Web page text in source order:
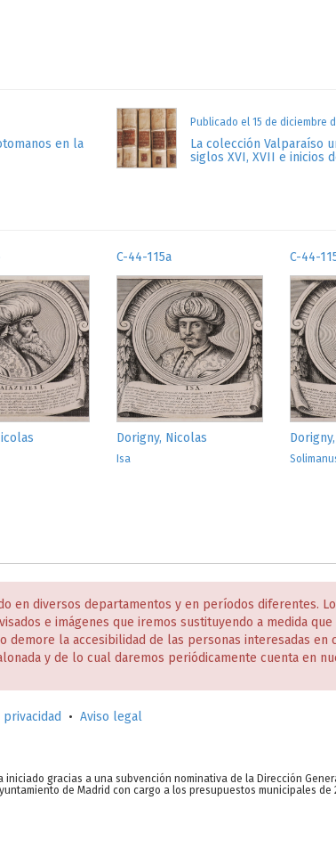
en la
Publicado el 15 de diciembre
La colección Valparaíso
siglos XVI, XVII e inicios
C-44-115a
Dorigny, Nicolas
Isa
C-44-
en diversos departamentos y en períodos diferentes.
e imágenes que iremos sustituyendo a medida
demore la accesibilidad de las personas interesadas en
y de lo cual daremos periódicamente cuenta en
• Aviso legal
gracias a una subvención nominativa de la Dirección
de Madrid con cargo a los presupuestos municipales de